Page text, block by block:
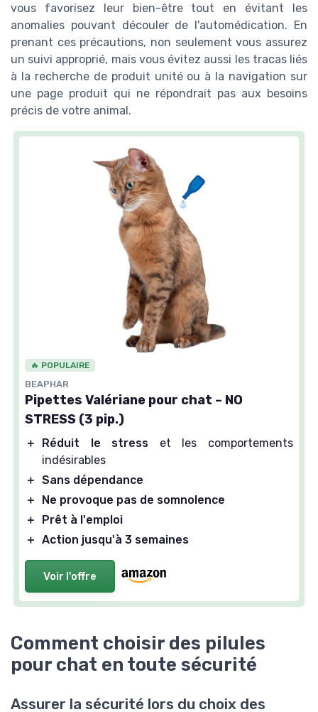
vous favorisez leur bien-être tout en évitant les
anomalies pouvant découler de l'automédication. En
prenant ces précautions, non seulement vous assurez
un suivi approprié, mais vous évitez aussi les tracas liés
à la recherche de produit unité ou à la navigation sur
une page produit qui ne répondrait pas aux besoins
précis de votre animal.
🔥 POPULAIRE
BEAPHAR
Pipettes Valériane pour chat – NO
STRESS (3 pip.)
＋ Réduit le stress et les comportements
indésirables
＋ Sans dépendance
＋
Ne provoque pas de somnolence
＋
Prêt à l'emploi
＋ Action jusqu'à 3 semaines
Voir l'offre
Comment choisir des pilules
pour chat en toute sécurité
Assurer la sécurité lors du choix des